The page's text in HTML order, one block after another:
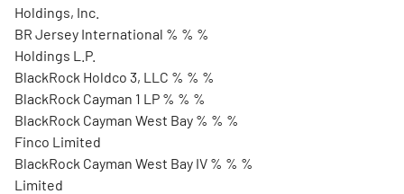
Holdings, Inc.
BR Jersey International % % %
Holdings L.P.
BlackRock Holdco 3, LLC % % %
BlackRock Cayman 1 LP % % %
BlackRock Cayman West Bay % % %
Finco Limited
BlackRock Cayman West Bay IV % % %
Limited